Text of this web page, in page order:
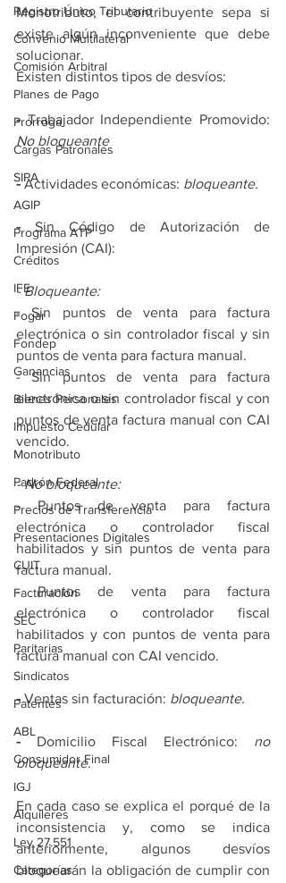
Registro Único Tributario
Convenio Multilateral
Comisión Arbitral
Planes de Pago
Prórroga
Cargas Patronales
SIPA
AGIP
Programa ATP
Créditos
IFE
Fogar
Fondep
Ganancias
Bienes Personales
Impuesto Cedular
Monotributo
Padrón Federal
Precios de Transferencia
Presentaciones Digitales
CUIT
Facturación
SEC
Paritarias
Sindicatos
Patentes
ABL
Consumidor Final
IGJ
Alquileres
Ley 27.551
Categorías
Monotributo, el contribuyente sepa si
existe algún inconveniente que debe
solucionar.
Existen distintos tipos de desvíos:
-
No bloqueante
- Actividades económicas: bloqueante.
- Sin Código de Autorización de
Impresión (CAI):
- Bloqueante:
- Sin puntos de venta para factura
electrónica o sin controlador fiscal y sin
puntos de venta para factura manual.
- Sin puntos de venta para factura
electrónica o sin controlador fiscal y con
puntos de venta factura manual con CAI
vencido.
- No bloqueante:
- Puntos de venta para factura
electrónica o controlador fiscal
habilitados y sin puntos de venta para
factura manual.
- Puntos de venta para factura
electrónica o controlador fiscal
habilitados y con puntos de venta para
factura manual con CAI vencido.
- Ventas sin facturación: bloqueante.
- Domicilio Fiscal Electrónico: no
bloqueante.
En cada caso se explica el porqué de la
inconsistencia y, como se indica
anteriormente, algunos desvíos
bloquearán la obligación de cumplir con